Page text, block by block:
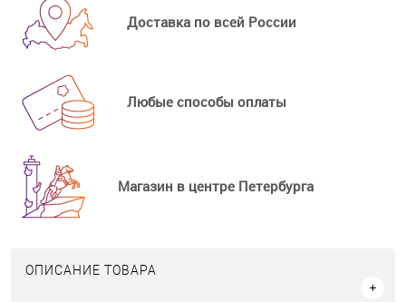
Доставка по всей России
Любые способы оплаты
Магазин в центре Петербурга
ОПИСАНИЕ ТОВАРА